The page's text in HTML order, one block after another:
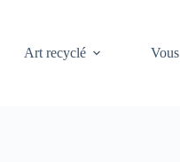
Art recyclé